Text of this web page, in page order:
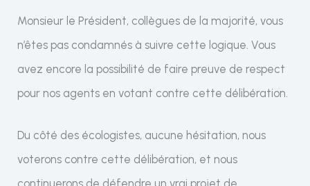
Monsieur le Président, collègues de la majorité, vous
n’êtes pas condamnés à suivre cette logique. Vous
avez encore la possibilité de faire preuve de respect
pour nos agents en votant contre cette délibération.
Du côté des écologistes, aucune hésitation, nous
voterons contre cette délibération, et nous